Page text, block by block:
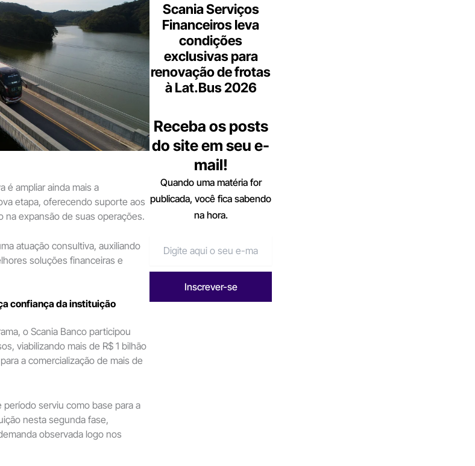
é ampliar ainda mais a
etapa, oferecendo suporte aos
expansão de suas operações.
atuação consultiva, auxiliando
soluções financeiras e
confiança da instituição
o Scania Banco participou
viabilizando mais de R$ 1 bilhão
a comercialização de mais de
serviu como base para a
nesta segunda fase,
observada logo nos
Scania Serviços
Financeiros leva
condições
exclusivas para
renovação de frotas
à Lat.Bus 2026
Receba os posts
do site em seu e-
mail!
Quando uma matéria for
publicada, você fica sabendo
na hora.
Inscrever-se